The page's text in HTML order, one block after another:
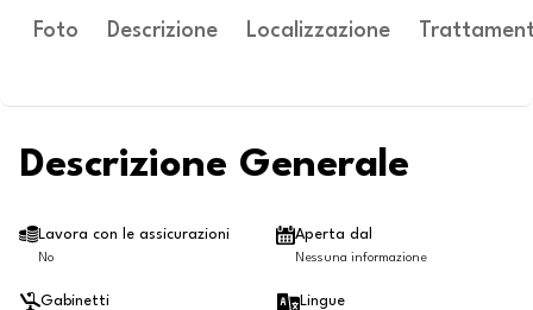
Foto Descrizione Localizzazione
Descrizione Generale
Lavora con le assicurazioni
No
Aperta dal
Nessuna informazione
Gabinetti Lingue